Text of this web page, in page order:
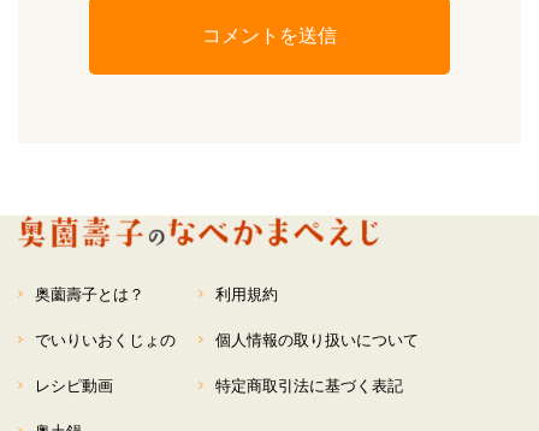
奥薗壽子とは？
でいりいおくじょの
レシピ動画
利用規約
個人情報の取り扱いについて
特定商取引法に基づく表記